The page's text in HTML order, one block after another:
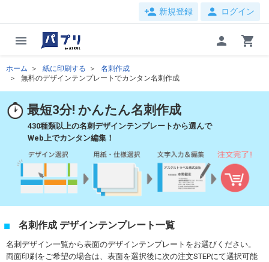
person_add 新規登録 person ログイン
menu person shopping_cart
ホーム 紙に印刷する
名刺作成
無料のデザインテンプレートでカンタン名刺作成
最短3分! かんたん名刺作成
430種類以上の名刺デザインテンプレートから選んで
Web上でカンタン編集！
名刺作成 デザインテンプレート一覧
名刺デザイン一覧から表面のデザインテンプレートをお選びください。
両面印刷をご希望の場合は、表面を選択後に次の注文STEPにて選択可能